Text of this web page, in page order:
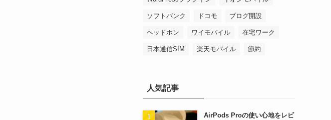
ソフトバンク ドコモ ブログ開設
ヘッドホン ワイモバイル 在宅ワーク
日本通信SIM 楽天モバイル 節約
人気記事
AirPods Proの使い心地をレビ